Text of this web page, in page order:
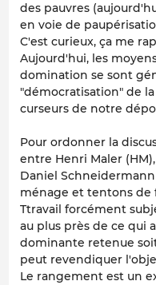
des pauvres
en voie de
C'est curieux, ça me
Aujourd'hui, les
domination se sont
"démocratisation" de
curseurs de notre
Pour ordonner la
entre Henri Maler
Daniel
ménage et tentons de
Ttravail forcément
au plus près de ce qui
dominante retenue
peut revendiquer
Le rangement est un